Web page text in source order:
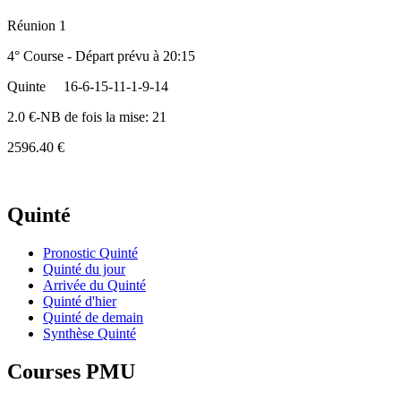
Réunion 1
4° Course - Départ prévu à 20:15
Quinte
16-6-15-11-1-9-14
2.0 €-NB de fois la mise: 21
2596.40 €
Quinté
Pronostic Quinté
Quinté du jour
Arrivée du Quinté
Quinté d'hier
Quinté de demain
Synthèse Quinté
Courses PMU